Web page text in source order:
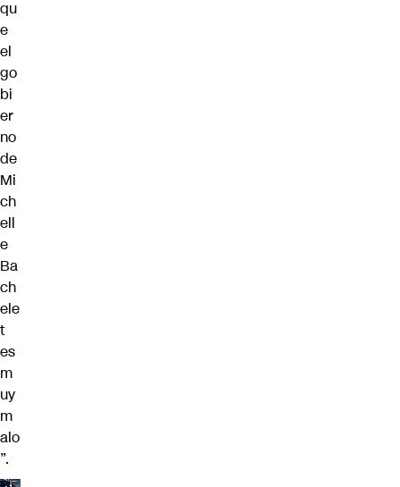
qu
e
el
go
bi
er
no
de
Mi
ch
ell
e
Ba
ch
ele
t
es
m
uy
m
alo
”.